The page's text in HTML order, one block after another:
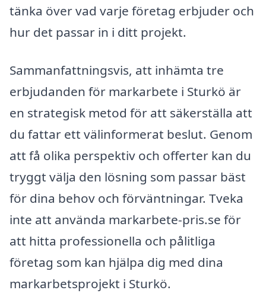
tänka över vad varje företag erbjuder och
hur det passar in i ditt projekt.
Sammanfattningsvis, att inhämta tre
erbjudanden för markarbete i Sturkö är
en strategisk metod för att säkerställa att
du fattar ett välinformerat beslut. Genom
att få olika perspektiv och offerter kan du
tryggt välja den lösning som passar bäst
för dina behov och förväntningar. Tveka
inte att använda markarbete-pris.se för
att hitta professionella och pålitliga
företag som kan hjälpa dig med dina
markarbetsprojekt i Sturkö.